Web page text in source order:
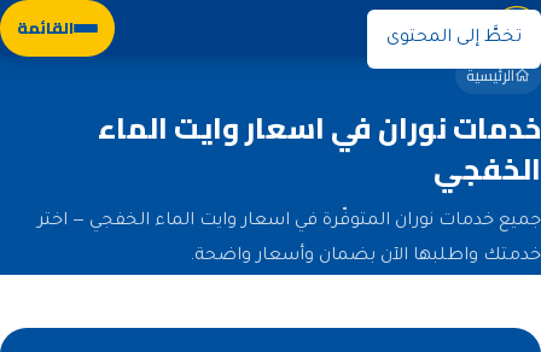
تخطَّ إلى المحتوى القائمة نوران
الرئيسية
خدمات نوران في اسعار وايت الماء
الخفجي
جميع خدمات نوران المتوفّرة في اسعار وايت الماء الخفجي — اختر
خدمتك واطلبها الآن بضمان وأسعار واضحة.